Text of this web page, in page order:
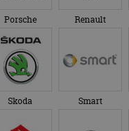
Porsche Renault
Skoda Smart